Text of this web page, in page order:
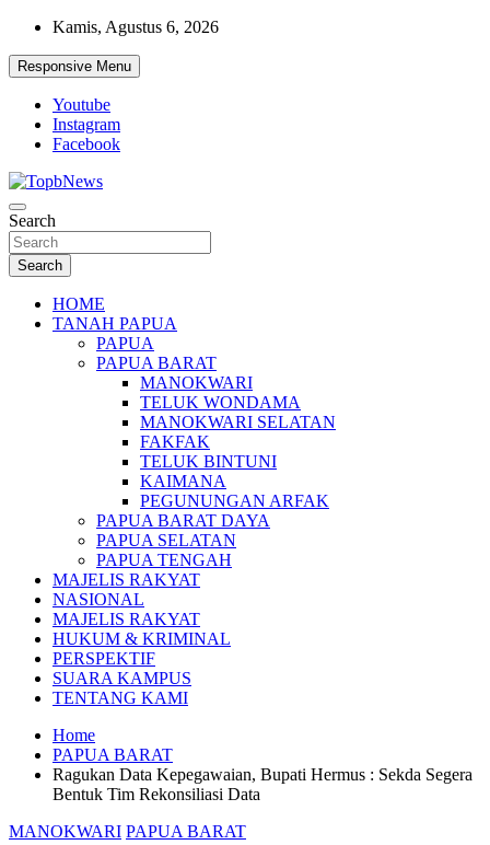
Skip
content
Kamis, Agustus 6, 2026
Responsive Menu
Youtube
Instagram
Facebook
Search
Search
HOME
TANAH PAPUA
PAPUA
PAPUA BARAT
MANOKWARI
TELUK WONDAMA
MANOKWARI SELATAN
FAKFAK
TELUK BINTUNI
KAIMANA
PEGUNUNGAN ARFAK
PAPUA BARAT DAYA
PAPUA SELATAN
PAPUA TENGAH
MAJELIS RAKYAT
NASIONAL
MAJELIS RAKYAT
HUKUM & KRIMINAL
PERSPEKTIF
SUARA KAMPUS
TENTANG KAMI
Home
PAPUA BARAT
Ragukan Data Kepegawaian, Bupati Hermus : Sekda Segera
Bentuk Tim Rekonsiliasi Data
MANOKWARI PAPUA BARAT